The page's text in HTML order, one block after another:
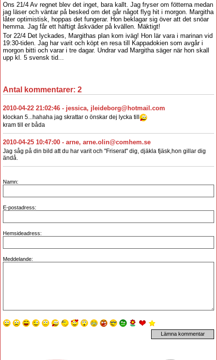
Ons 21/4 Av regnet blev det inget, bara kallt. Jag fryser om fötterna medan
jag läser och väntar på besked om det går något flyg hit i morgon. Margitha
låter optimistisk, hoppas det fungerar. Hon beklagar sig över att det snöar
hemma. Jag får ett häftigt åskväder på kvällen. Mäktigt!
Tor 22/4 Det lyckades, Margithas plan kom iväg! Hon lär vara i marinan vid
19:30-tiden. Jag har varit och köpt en resa till Kappadokien som avgår i
morgon bitti och varar i tre dagar. Undrar vad Margitha säger när hon skall
upp kl. 5 svensk tid...
Antal kommentarer: 2
2010-04-22 21:02:46 - jessica, jleideborg@hotmail.com
klockan 5...hahaha jag skrattar o önskar dej lycka till
kram till er båda
2010-04-25 10:47:00 - arne, arne.olin@comhem.se
Jag såg på din bild att du har varit och "Friserat" dig, djäkla fjäsk,hon gillar dig
ändå.
Namn:
E-postadress:
Hemsideadress:
Meddelande: